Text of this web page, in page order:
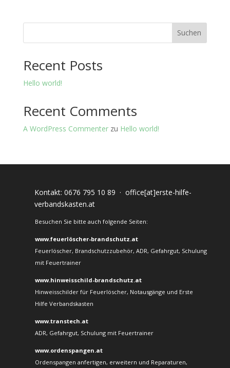
Suchen
Recent Posts
Hello world!
Recent Comments
A WordPress Commenterzu Hello world!
Kontakt: 0676 795 10 89 · office[at]erste-hilfe-
verbandskasten.at
Besuchen Sie bitte auch folgende Seiten:
www.feuerlöscher-brandschutz.at
Feuerlöscher, Brandschutzzubehör, ADR, Gefahrgut, Schulung
mit Feuertrainer
www.hinweisschild-brandschutz.at
Hinweisschilder für Feuerlöscher, Notausgänge und Erste
Hilfe Verbandskasten
www.transtech.at
ADR, Gefahrgut, Schulung mit Feuertrainer
www.ordenspangen.at
Ordenspangen anfertigen, erweitern und Reparaturen,